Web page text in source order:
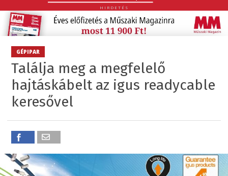
HIRDETÉS
GÉPIPAR
Találja meg a megfelelő
hajtáskábelt az igus readycable
keresővel